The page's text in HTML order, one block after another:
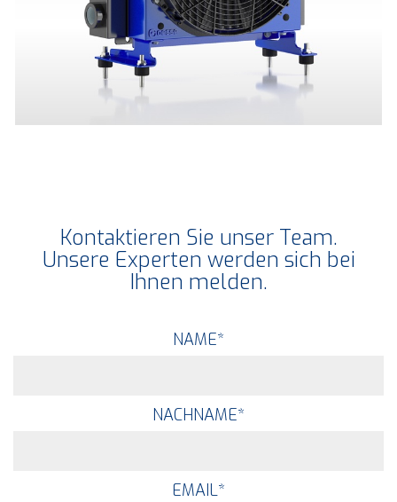
Kontaktieren Sie unser Team.
Unsere Experten werden sich bei
Ihnen melden.
NAME*
NACHNAME*
EMAIL*